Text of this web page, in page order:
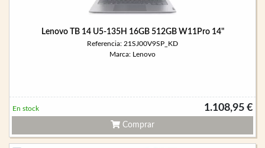
Lenovo TB 14 U5-135H 16GB 512GB W11Pro 14"
Referencia: 21SJ00V9SP_KD
Marca: Lenovo
1.108,95 €
En stock
Comprar